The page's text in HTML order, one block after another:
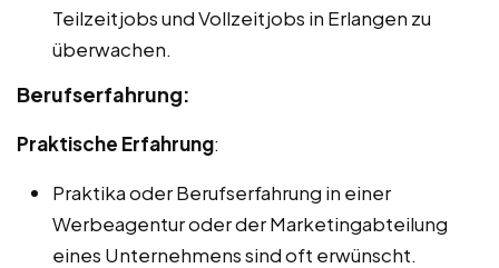
Teilzeitjobs und Vollzeitjobs in Erlangen zu
überwachen.
Berufserfahrung:
Praktische Erfahrung:
Praktika oder Berufserfahrung in einer
Werbeagentur oder der Marketingabteilung
eines Unternehmens sind oft erwünscht.